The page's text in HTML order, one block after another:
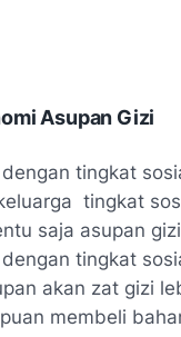
Asupan Gizi
tingkat
tingkat
saja asupan
tingkat
akan zat gizi
membeli